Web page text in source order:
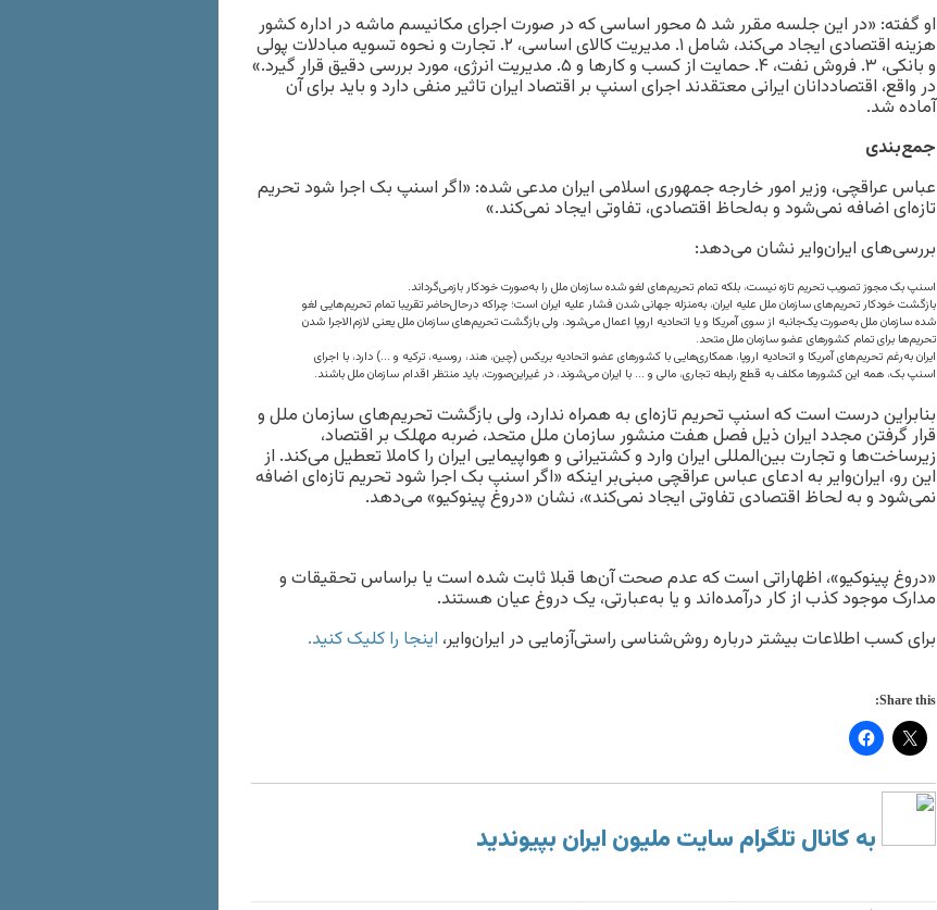
او گفته: «در این جلسه مقرر شد ۵ محور اساسی که در صورت اجرای مکانیسم ماشه در اداره کشور
هزینه اقتصادی ایجاد می‌کند، شامل ۱. مدیریت کالای اساسی، ۲. تجارت و نحوه تسویه مبادلات پولی
و بانکی، ۳. فروش نفت، ۴. حمایت از کسب و کارها و ۵. مدیریت انرژی، مورد بررسی دقیق قرار گیرد.»
در واقع، اقتصاددانان ایرانی معتقدند اجرای اسنپ بر اقتصاد ایران تاثیر منفی دارد و باید برای آن
آماده شد.
جمع‌بندی
عباس عراقچی، وزیر امور خارجه جمهوری اسلامی ایران مدعی شده: «اگر اسنپ بک اجرا شود تحریم
تازه‌ای اضافه نمی‌شود و به‌لحاظ اقتصادی، تفاوتی ایجاد نمی‌کند.»
بررسی‌های ایران‌وایر نشان می‌دهد:
اسنپ بک مجوز تصویب تحریم تازه نیست، بلکه تمام تحریم‌های لغو شده سازمان ملل را به‌صورت خودکار بازمی‌گرداند.
بازگشت خودکار تحریم‌های سازمان ملل علیه ایران، به‌منزله جهانی شدن فشار علیه ایران است؛ چرا‌که در‌حال‌حاضر تقریبا تمام تحریم‌هایی لغو
شده سازمان ملل به‌صورت یک‌جانبه از سوی آمریکا و یا اتحادیه اروپا اعمال می‌شود، ولی بازگشت تحریم‌های سازمان ملل یعنی لازم‌الاجرا شدن
تحریم‌ها برای تمام کشورهای عضو سازمان ملل متحد.
ایران به‌رغم تحریم‌های آمریکا و اتحادیه اروپا، همکاری‌هایی با کشورهای عضو اتحادیه بریکس (چین، هند، روسیه، ترکیه و …) دارد، با اجرای
اسنپ بک، همه این کشورها مکلف به قطع رابطه تجاری، مالی و … با ایران می‌شوند، در غیراین‌صورت، باید منتظر اقدام سازمان ملل باشند.
بنابراین درست است که اسنپ تحریم تازه‌ای به همراه ندارد، ولی بازگشت تحریم‌های سازمان ملل و
قرار گرفتن مجدد ایران ذیل فصل هفت منشور سازمان ملل متحد، ضربه‌ مهلک بر اقتصاد،
زیرساخت‌ها و تجارت بین‌المللی ایران وارد و کشتیرانی و هواپیمایی ایران را کاملا تعطیل می‌کند. از
این رو، ایران‌وایر به ادعای عباس عراقچی مبنی‌بر اینکه «اگر اسنپ بک اجرا شود تحریم تازه‌ای اضافه
نمی‌شود و به لحاظ اقتصادی تفاوتی ایجاد نمی‌کند»، نشان «دروغ پینوکیو» می‌دهد.
«دروغ پینوکیو»، اظهاراتی است که عدم صحت آن‌ها قبلا ثابت شده است یا براساس تحقیقات و
مدارک موجود کذب از کار درآمده‌اند و یا به‌عبارتی، یک دروغ عیان هستند.
برای کسب اطلاعات بیشتر درباره روش‌شناسی راستی‌آزمایی در ایران‌وایر، اینجا را کلیک کنید.
Share this:
به کانال تلگرام سایت ملیون ایران بپیوندید